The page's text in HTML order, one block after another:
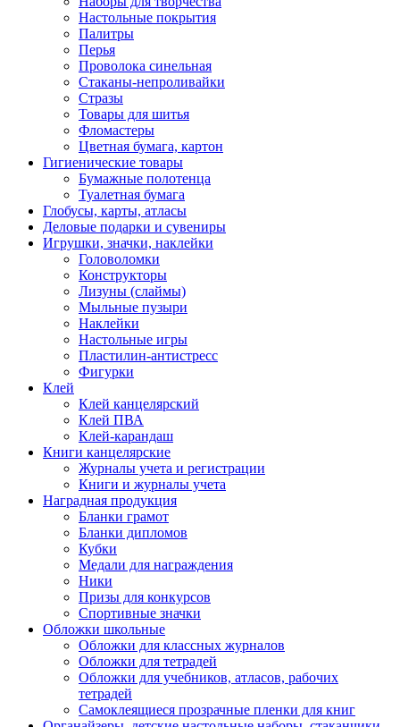
Настольные покрытия
Палитры
Перья
Проволока синельная
Стаканы-непроливайки
Стразы
Товары для шитья
Фломастеры
Цветная бумага, картон
Гигиенические товары
Бумажные полотенца
Туалетная бумага
Глобусы, карты, атласы
Деловые подарки и сувениры
Игрушки, значки, наклейки
Головоломки
Конструкторы
Лизуны (слаймы)
Мыльные пузыри
Наклейки
Настольные игры
Пластилин-антистресс
Фигурки
Клей
Клей канцелярский
Клей ПВА
Клей-карандаш
Книги канцелярские
Журналы учета и регистрации
Книги и журналы учета
Наградная продукция
Бланки грамот
Бланки дипломов
Кубки
Медали для награждения
Ники
Призы для конкурсов
Спортивные значки
Обложки школьные
Обложки для классных журналов
Обложки для тетрадей
Обложки для учебников, атласов, рабочих
тетрадей
Самоклеящиеся прозрачные пленки для книг